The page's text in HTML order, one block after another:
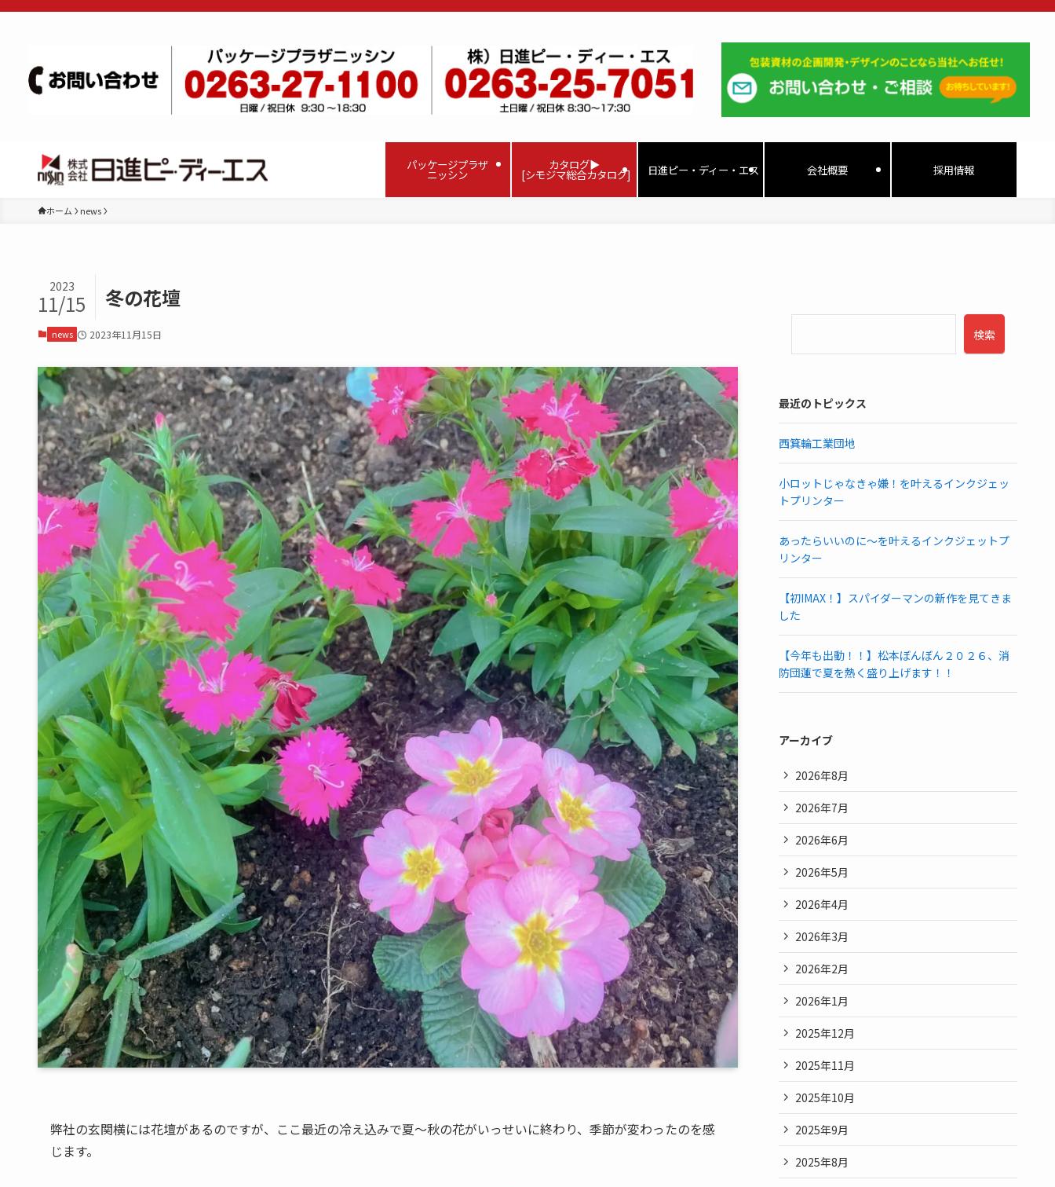
パッケージプラザ
ニッシン
カタログ▶
[シモジマ総合カタログ] 日進ピー・ディー・エス 会社概要 採用情報
ホーム news
冬の花壇
2023
11/15
news 2023年11月15日
弊社の玄関横には花壇があるのですが、ここ最近の冷え込みで夏～秋の花がいっせいに終わり、季節が変わったのを感
じます。
検索
最近のトピックス
西箕輪工業団地
小ロットじゃなきゃ嫌！を叶えるインクジェッ
トプリンター
あったらいいのに～を叶えるインクジェットプ
リンター
【初IMAX！】スパイダーマンの新作を見てきま
した
【今年も出動！！】松本ぼんぼん２０２６、消
防団蓮で夏を熱く盛り上げます！！
アーカイブ
2026年8月
2026年7月
2026年6月
2026年5月
2026年4月
2026年3月
2026年2月
2026年1月
2025年12月
2025年11月
2025年10月
2025年9月
2025年8月